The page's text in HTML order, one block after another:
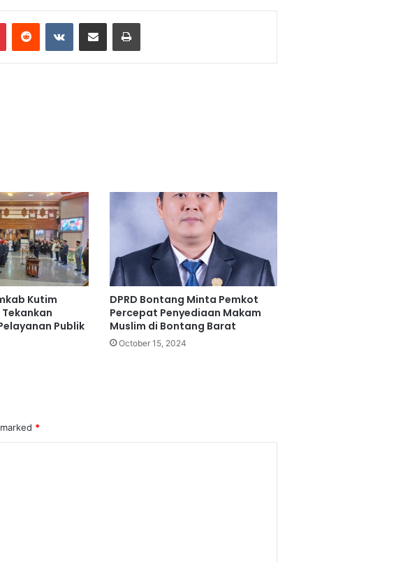
PinterestReddit VKontakteShare via Email Print
Kutim
Publik
DPRD Bontang Minta Pemkot
Percepat Penyediaan Makam
Muslim di Bontang Barat
October 15, 2024
*